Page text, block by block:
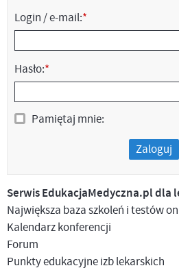
Login / e-mail:*
Hasło:*
Pamiętaj mnie:
Zaloguj
Serwis EdukacjaMedyczna.pl dla
Największa baza szkoleń i testów
Kalendarz konferencji
Forum
Punkty edukacyjne izb lekarskich